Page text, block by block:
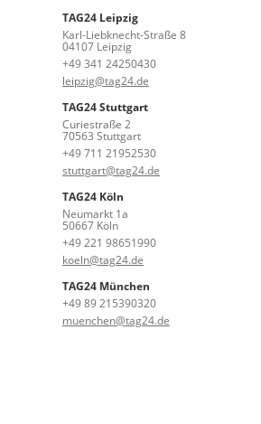
TAG24 Leipzig
Karl-Liebknecht-Straße 8
04107 Leipzig
+49 341 24250430
leipzig@tag24.de
TAG24 Stuttgart
Curiestraße 2
70563 Stuttgart
+49 711 21952530
stuttgart@tag24.de
TAG24 Köln
Neumarkt 1a
50667 Köln
+49 221 98651990
koeln@tag24.de
TAG24 München
+49 89 215390320
muenchen@tag24.de